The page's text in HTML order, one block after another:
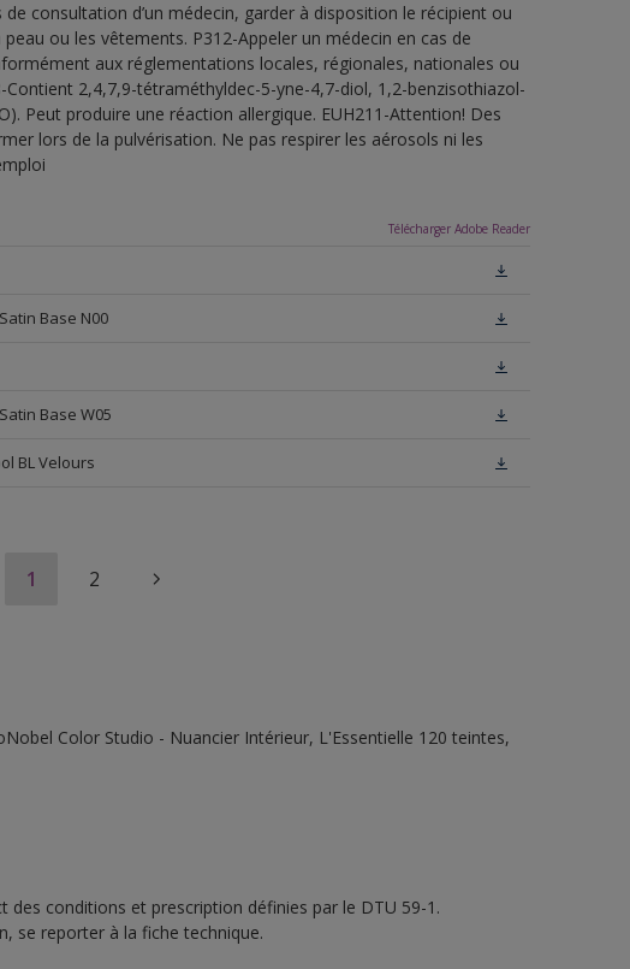
consultation d’un médecin, garder à disposition le récipient ou
ou les vêtements. P312-Appeler un médecin en cas de
aux réglementations locales, régionales, nationales ou
2,4,7,9-tétraméthyldec-5-yne-4,7-diol, 1,2-benzisothiazol-
Peut produire une réaction allergique. EUH211-Attention! Des
lors de la pulvérisation. Ne pas respirer les aérosols ni les
Télécharger Adobe Reader
Base N00
Base W05
BL Velours
1 2
Color Studio - Nuancier Intérieur, L'Essentielle 120 teintes,
conditions et prescription définies par le DTU 59-1.
se reporter à la fiche technique.